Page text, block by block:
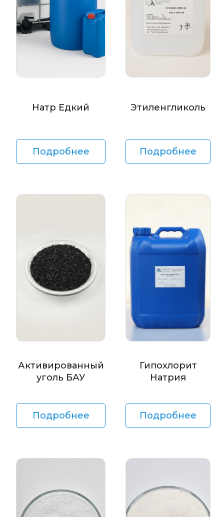
Натр Едкий
Подробнее
Этиленгликоль
Подробнее
Активированный
уголь БАУ
Подробнее
Гипохлорит
Натрия
Подробнее